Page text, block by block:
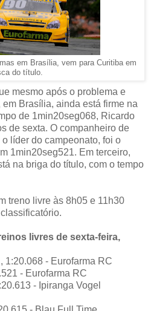
em Brasília, vem para Curitiba em
do título.
mesmo após o problema e
Brasília, ainda está firme na
de 1min20seg068, Ricardo
de sexta. O companheiro de
líder do campeonato, foi o
1min20seg521. Em terceiro,
na briga do título, com o tempo
treno livre às 8h05 e 11h30
livres de sexta-feira,
1:20.068 - Eurofarma RC
- Eurofarma RC
- Ipiranga Vogel